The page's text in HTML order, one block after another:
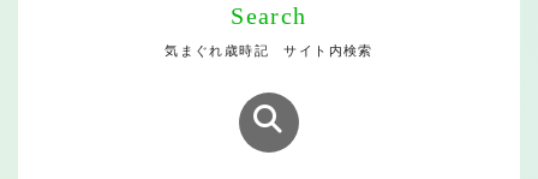
Search
気まぐれ歳時記 サイト内検索